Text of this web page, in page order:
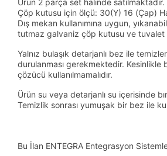
Ürün 2 parça set halinde satılmaktadır.
Çöp kutusu için ölçü: 30(Y) 16 (Çap)
Dış mekan kullanımına uygun,
tutmaz galvaniz çöp kutusu ve tuvalet
Yalnız bulaşık detarjanlı bez ile
durulanması gerekmektedir. Kesinlikle
çözücü kullanılmamalıdır.
Ürün su veya detarjanlı su içerisinde
Temizlik sonrası yumuşak bir bez ile
Bu İlan ENTEGRA Entegrasyon